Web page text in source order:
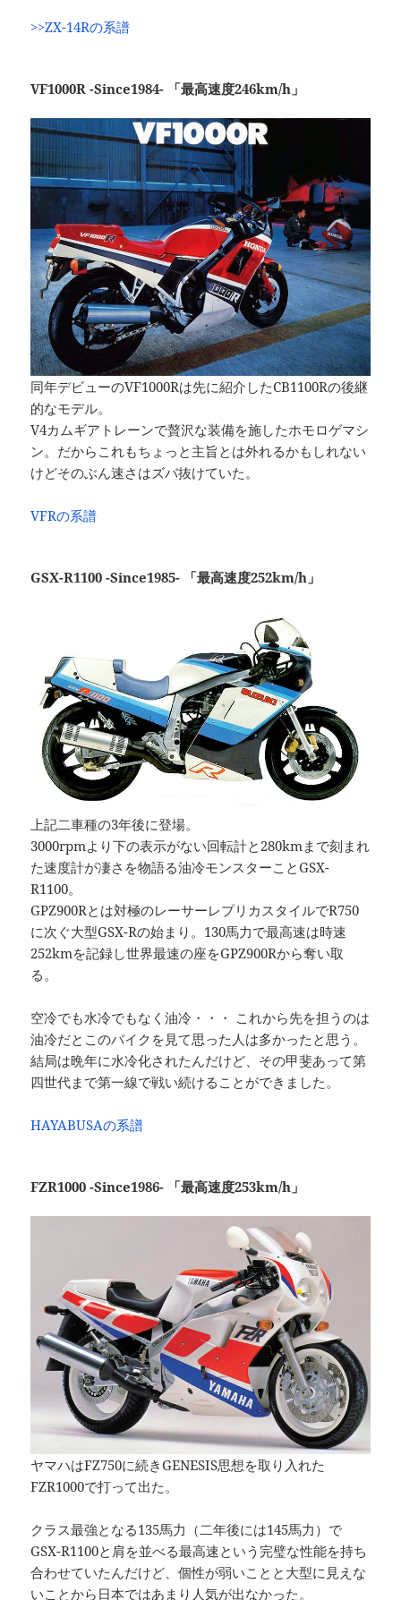
>>ZX-14Rの系譜
VF1000R -Since1984- 「最高速度246km/h」
同年デビューのVF1000Rは先に紹介したCB1100Rの後継
的なモデル。
V4カムギアトレーンで贅沢な装備を施したホモロゲマシ
ン。だからこれもちょっと主旨とは外れるかもしれない
けどそのぶん速さはズバ抜けていた。
VFRの系譜
GSX-R1100 -Since1985- 「最高速度252km/h」
上記二車種の3年後に登場。
3000rpmより下の表示がない回転計と280kmまで刻まれ
た速度計が凄さを物語る油冷モンスターことGSX-
R1100。
GPZ900Rとは対極のレーサーレプリカスタイルでR750
に次ぐ大型GSX-Rの始まり。130馬力で最高速は時速
252kmを記録し世界最速の座をGPZ900Rから奪い取
る。
空冷でも水冷でもなく油冷・・・ これから先を担うのは
油冷だとこのバイクを見て思った人は多かったと思う。
結局は晩年に水冷化されたんだけど、その甲斐あって第
四世代まで第一線で戦い続けることができました。
HAYABUSAの系譜
FZR1000 -Since1986- 「最高速度253km/h」
ヤマハはFZ750に続きGENESIS思想を取り入れた
FZR1000で打って出た。
クラス最強となる135馬力（二年後には145馬力）で
GSX-R1100と肩を並べる最高速という完璧な性能を持ち
合わせていたんだけど、個性が弱いことと大型に見えな
いことから日本ではあまり人気が出なかった。